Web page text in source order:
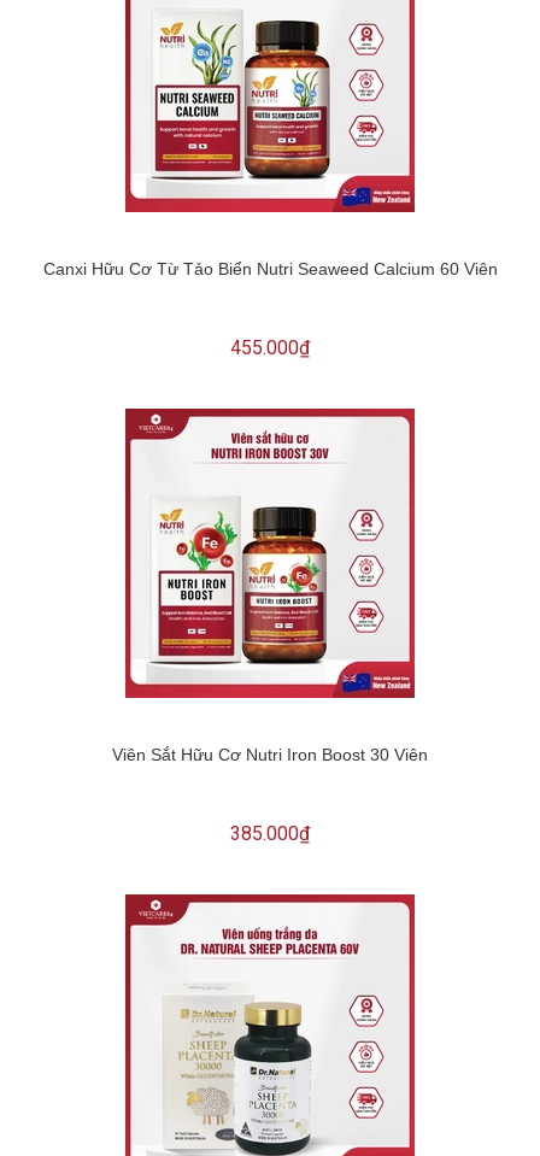
Canxi Hữu Cơ Từ Tảo Biển Nutri Seaweed Calcium 60 Viên
455.000₫
Viên Sắt Hữu Cơ Nutri Iron Boost 30 Viên
385.000₫